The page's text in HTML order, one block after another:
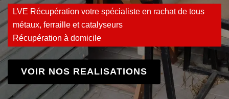
LVE Récupération votre spécialiste en rachat de tous
métaux, ferraille et catalyseurs
Récupération à domicile
VOIR NOS REALISATIONS